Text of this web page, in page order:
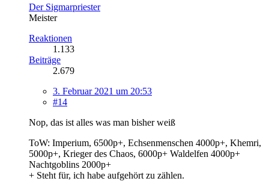
Der Sigmarpriester
Meister
Reaktionen
1.133
Beiträge
2.679
3. Februar 2021 um 20:53
#14
Nop, das ist alles was man bisher weiß
ToW: Imperium, 6500p+, Echsenmenschen 4000p+, Khemri,
5000p+, Krieger des Chaos, 6000p+ Waldelfen 4000p+
Nachtgoblins 2000p+
+ Steht für, ich habe aufgehört zu zählen.